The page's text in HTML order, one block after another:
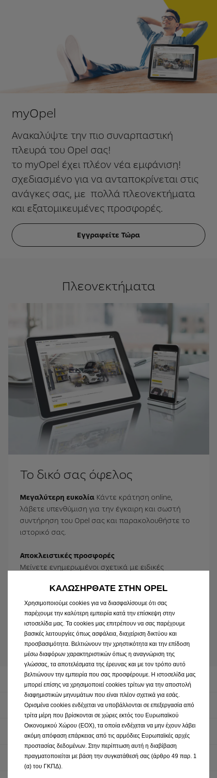
myOpel
Ανακαλύψτε την πιο συναρπαστική
πλευρά του Opel σας!
το myOpel έχει πλέον νέα εμφάνιση!
σχεδιασμένο για να ανταποκρίνεται στις
ανάγκες σας, με πολλά πλεονεκτήματα
και εξατομικευμένες προσφορές.
Εγγραφείτε Τώρα
Πλεονεκτήματα
Το δικό σας όφελος
Μεγαλύτερη ευκολίαΚάντε κράτηση online,
λάβετε υπενθύμιση για την έγκαιρη και σωστή
συντήρηση του Opel σας και παρακολουθήστε το
ιστορικό σας.
Αποκλειστικές προσφορές
Μείνετε ενημερωμένοι σχετικά με ειδικές
και εκδηλώσεις.
Όπως και πολλά άλλα αποκλειστικά
χαρακτηριστικά.
Προσφορες aftersales
Έλεγχοι & επιθεωρήσεις
Γνήσια ανταλλακτικά Opel
Καμπάνιες Ανάκλησης
ΚΑΛΩΣΗΡΘΑΤΕ ΣΤΗΝ OPEL
Χρησιμοποιούμε cookies για να διασφαλίσουμε ότι σας
παρέχουμε την καλύτερη εμπειρία κατά την επίσκεψη στην
ιστοσελίδα μας. Τα cookies μας επιτρέπουν να σας παρέχουμε
βασικές λειτουργίες όπως ασφάλεια, διαχείριση δικτύου και
προσβασιμότητα. Βελτιώνουν την χρηστικότητα και την επίδοση
μέσω διαφόρων χαρακτηριστικών όπως η αναγνώριση της
γλώσσας, τα αποτελέσματα της έρευνας και με τον τρόπο αυτό
βελτιώνουν την εμπειρία που σας προσφέρουμε. Η ιστοσελίδα μας
μπορεί επίσης να χρησιμοποιεί cookies τρίτων για την αποστολή
διαφημιστικών μηνυμάτων που είναι πλέον σχετικά για εσάς.
Ορισμένα cookies ενδέχεται να υποβάλλονται σε επεξεργασία από
τρίτα μέρη που βρίσκονται σε χώρες εκτός του Ευρωπαϊκού
Οικονομικού Χώρου (ΕΟΧ), τα οποία ενδέχεται να μην έχουν λάβει
ακόμη απόφαση επάρκειας από τις αρμόδιες Ευρωπαϊκές αρχές
προστασίας δεδομένων. Στην περίπτωση αυτή η διαβίβαση
πραγματοποιείται με βάση την συγκατάθεσή σας (άρθρο 49 παρ. 1
(α) του ΓΚΠΔ).